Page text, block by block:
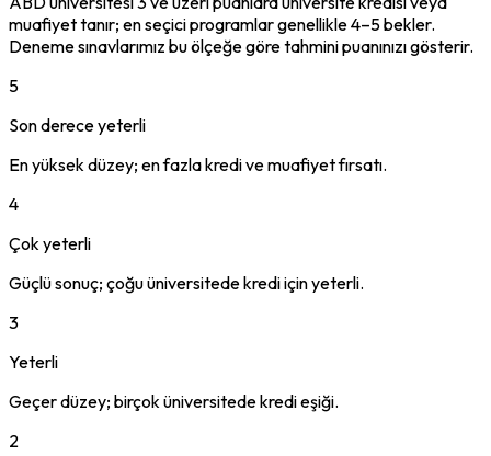
muafiyet tanır; en seçici programlar genellikle 4–5 bekler.
Deneme sınavlarımız bu ölçeğe göre tahmini puanınızı gösterir.
5
Son derece yeterli
En yüksek düzey; en fazla kredi ve muafiyet fırsatı.
4
Çok yeterli
Güçlü sonuç; çoğu üniversitede kredi için yeterli.
3
Yeterli
Geçer düzey; birçok üniversitede kredi eşiği.
2